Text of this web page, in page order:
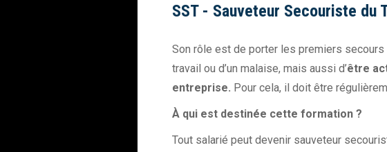
SST - Sauveteur Secouriste du
Son rôle est de porter les premiers secours
travail ou d’un malaise, mais aussi d’être
entreprise. Pour cela, il doit être
À qui est destinée cette formation ?
Tout salarié peut devenir sauveteur